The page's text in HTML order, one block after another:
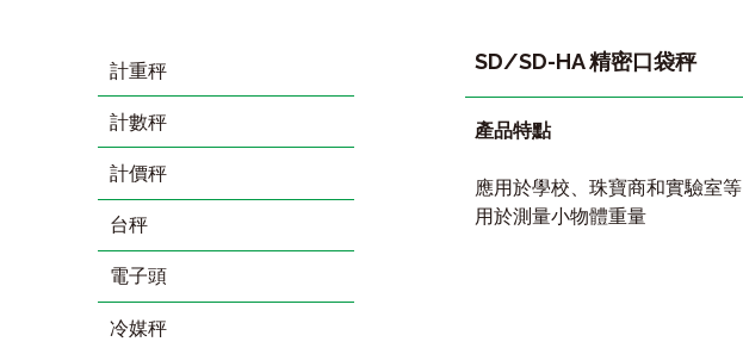
計重秤
計數秤
計價秤
台秤
電子頭
冷媒秤
SD/SD-HA 精密口袋秤
產品特點
應用於學校、珠寶商和實驗室等
用於測量小物體重量